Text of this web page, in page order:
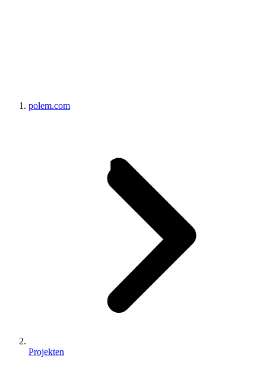
polem.com
Projekten